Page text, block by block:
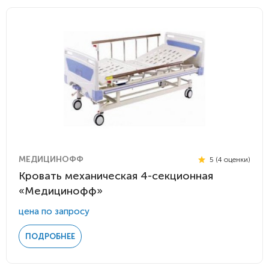
МЕДИЦИНОФФ 5 (4 оценки)
Кровать механическая 4-секционная
«Медицинофф»
цена по запросу
ПОДРОБНЕЕ